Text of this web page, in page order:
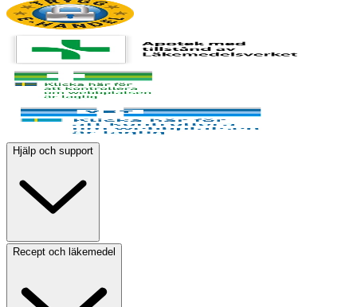
Hjälp och support
Recept och läkemedel